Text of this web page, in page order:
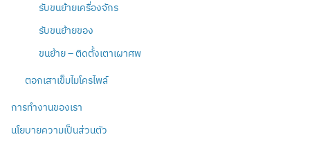
รับขนย้ายเครื่องจักร
รับขนย้ายของ
ขนย้าย – ติดตั้งเตาเผาศพ
ตอกเสาเข็มไมโครไพล์
การทำงานของเรา
นโยบายความเป็นส่วนตัว